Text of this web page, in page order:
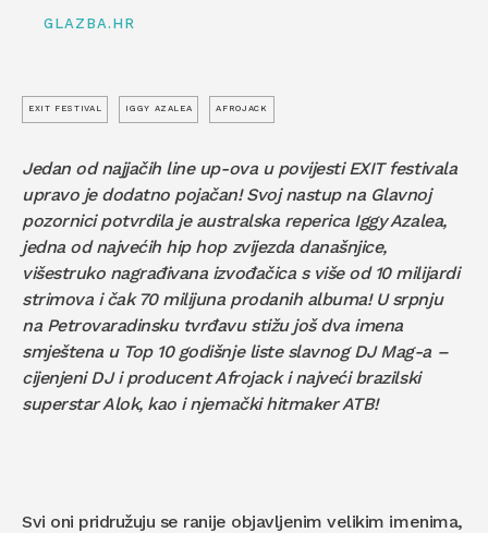
GLAZBA.HR
EXIT FESTIVAL IGGY AZALEA AFROJACK
Jedan od najjačih line up-ova u povijesti EXIT festivala
upravo je dodatno pojačan! Svoj nastup na Glavnoj
pozornici potvrdila je australska reperica Iggy Azalea,
jedna od najvećih hip hop zvijezda današnjice,
višestruko nagrađivana izvođačica s više od 10 milijardi
strimova i čak 70 milijuna prodanih albuma! U srpnju
na Petrovaradinsku tvrđavu stižu još dva imena
smještena u Top 10 godišnje liste slavnog DJ Mag-a –
cijenjeni DJ i producent Afrojack i najveći brazilski
superstar Alok, kao i njemački hitmaker ATB!
Svi oni pridružuju se ranije objavljenim velikim imenima,